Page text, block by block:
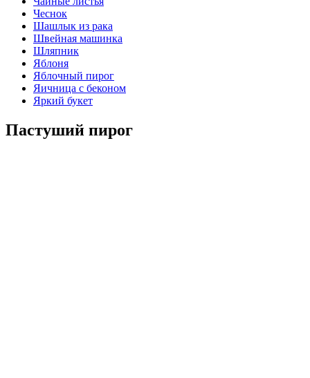
Чеснок
Шашлык из рака
Швейная машинка
Шляпник
Яблоня
Яблочный пирог
Яичница с беконом
Яркий букет
Пастуший пирог